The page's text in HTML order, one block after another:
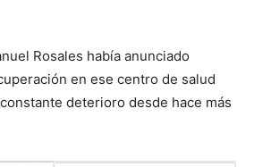
Rosales había anunciado
en ese centro de salud
deterioro desde hace más